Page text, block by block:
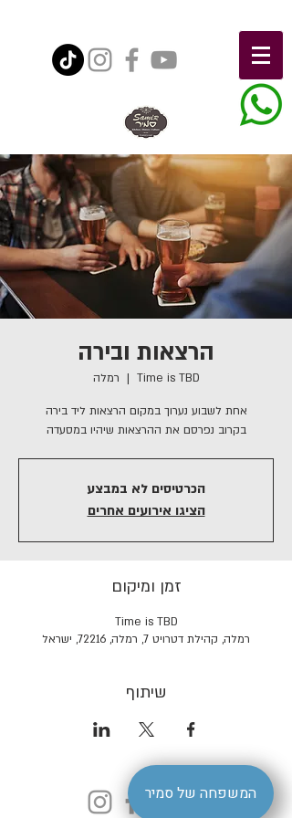
הרצאות ובירה
Time is TBD
  |
רמלה
בקרוב נפרסם את ההרצאות שיהיו במסעדה
הכרטיסים לא במבצע
הציגו אירועים אחרים
זמן ומיקום
Time is TBD
רמלה, קהילת דטרויט 7, רמלה, 72216, ישראל
שיתוף
המשפחה של סמיר